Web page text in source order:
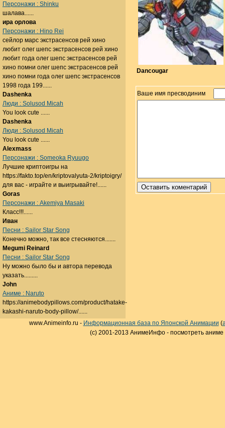
Dancougar
Ваше имя пресводиним
Персонажи : Shinku
шалава......
ира орлова
Персонажи : Hino Rei
сейлор марс экстрасенсов рей хино
любит олег шепс экстрасенсов рей хино
любит года олег шепс экстрасенсов рей
хино помни олег шепс экстрасенсов рей
хино помни года олег шепс экстрасенсов
1998 года 199......
Dashenka
Люди : Solusod Micah
You look cute ......
Dashenka
Люди : Solusod Micah
You look cute ......
Alexmass
Персонажи : Someoka Ryuugo
Лучшие криптоигры на
https://fakto.top/en/kriptovalyuta-2/kriptoigry/
для вас - играйте и выигрывайте!......
Goras
Персонажи : Akemiya Masaki
Класс!!!......
Иван
Песни : Sailor Star Song
Конечно можно, так все стесняются.......
Megumi Reinard
Песни : Sailor Star Song
Ну можно было бы и автора перевода
указать.........
John
Аниме : Naruto
https://animebodypillows.com/product/hatake-
kakashi-naruto-body-pillow/......
www.Animeinfo.ru - Информационная база по Японской Анимации (
(c) 2001-2013 АнимеИнфо - посмотреть аниме